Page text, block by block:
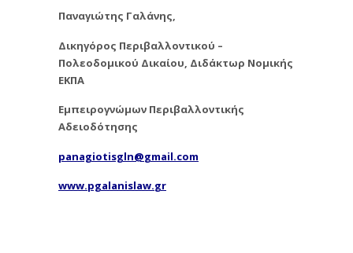
Παναγιώτης Γαλάνης,
Δικηγόρος Περιβαλλοντικού –
Πολεοδομικού Δικαίου, Διδάκτωρ Νομικής
ΕΚΠΑ
Εμπειρογνώμων Περιβαλλοντικής
Αδειοδότησης
panagiotisgln@gmail.com
www.pgalanislaw.gr